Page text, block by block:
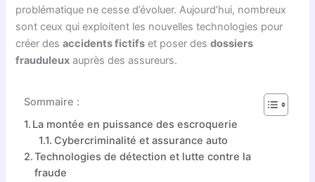
problématique ne cesse d’évoluer. Aujourd’hui, nombreux
sont ceux qui exploitent les nouvelles technologies pour
créer desaccidents fictifs et poser desdossiers
frauduleux auprès des assureurs.
Sommaire :
La montée en puissance des escroquerie
Cybercriminalité et assurance auto
Technologies de détection et lutte contre la
fraude